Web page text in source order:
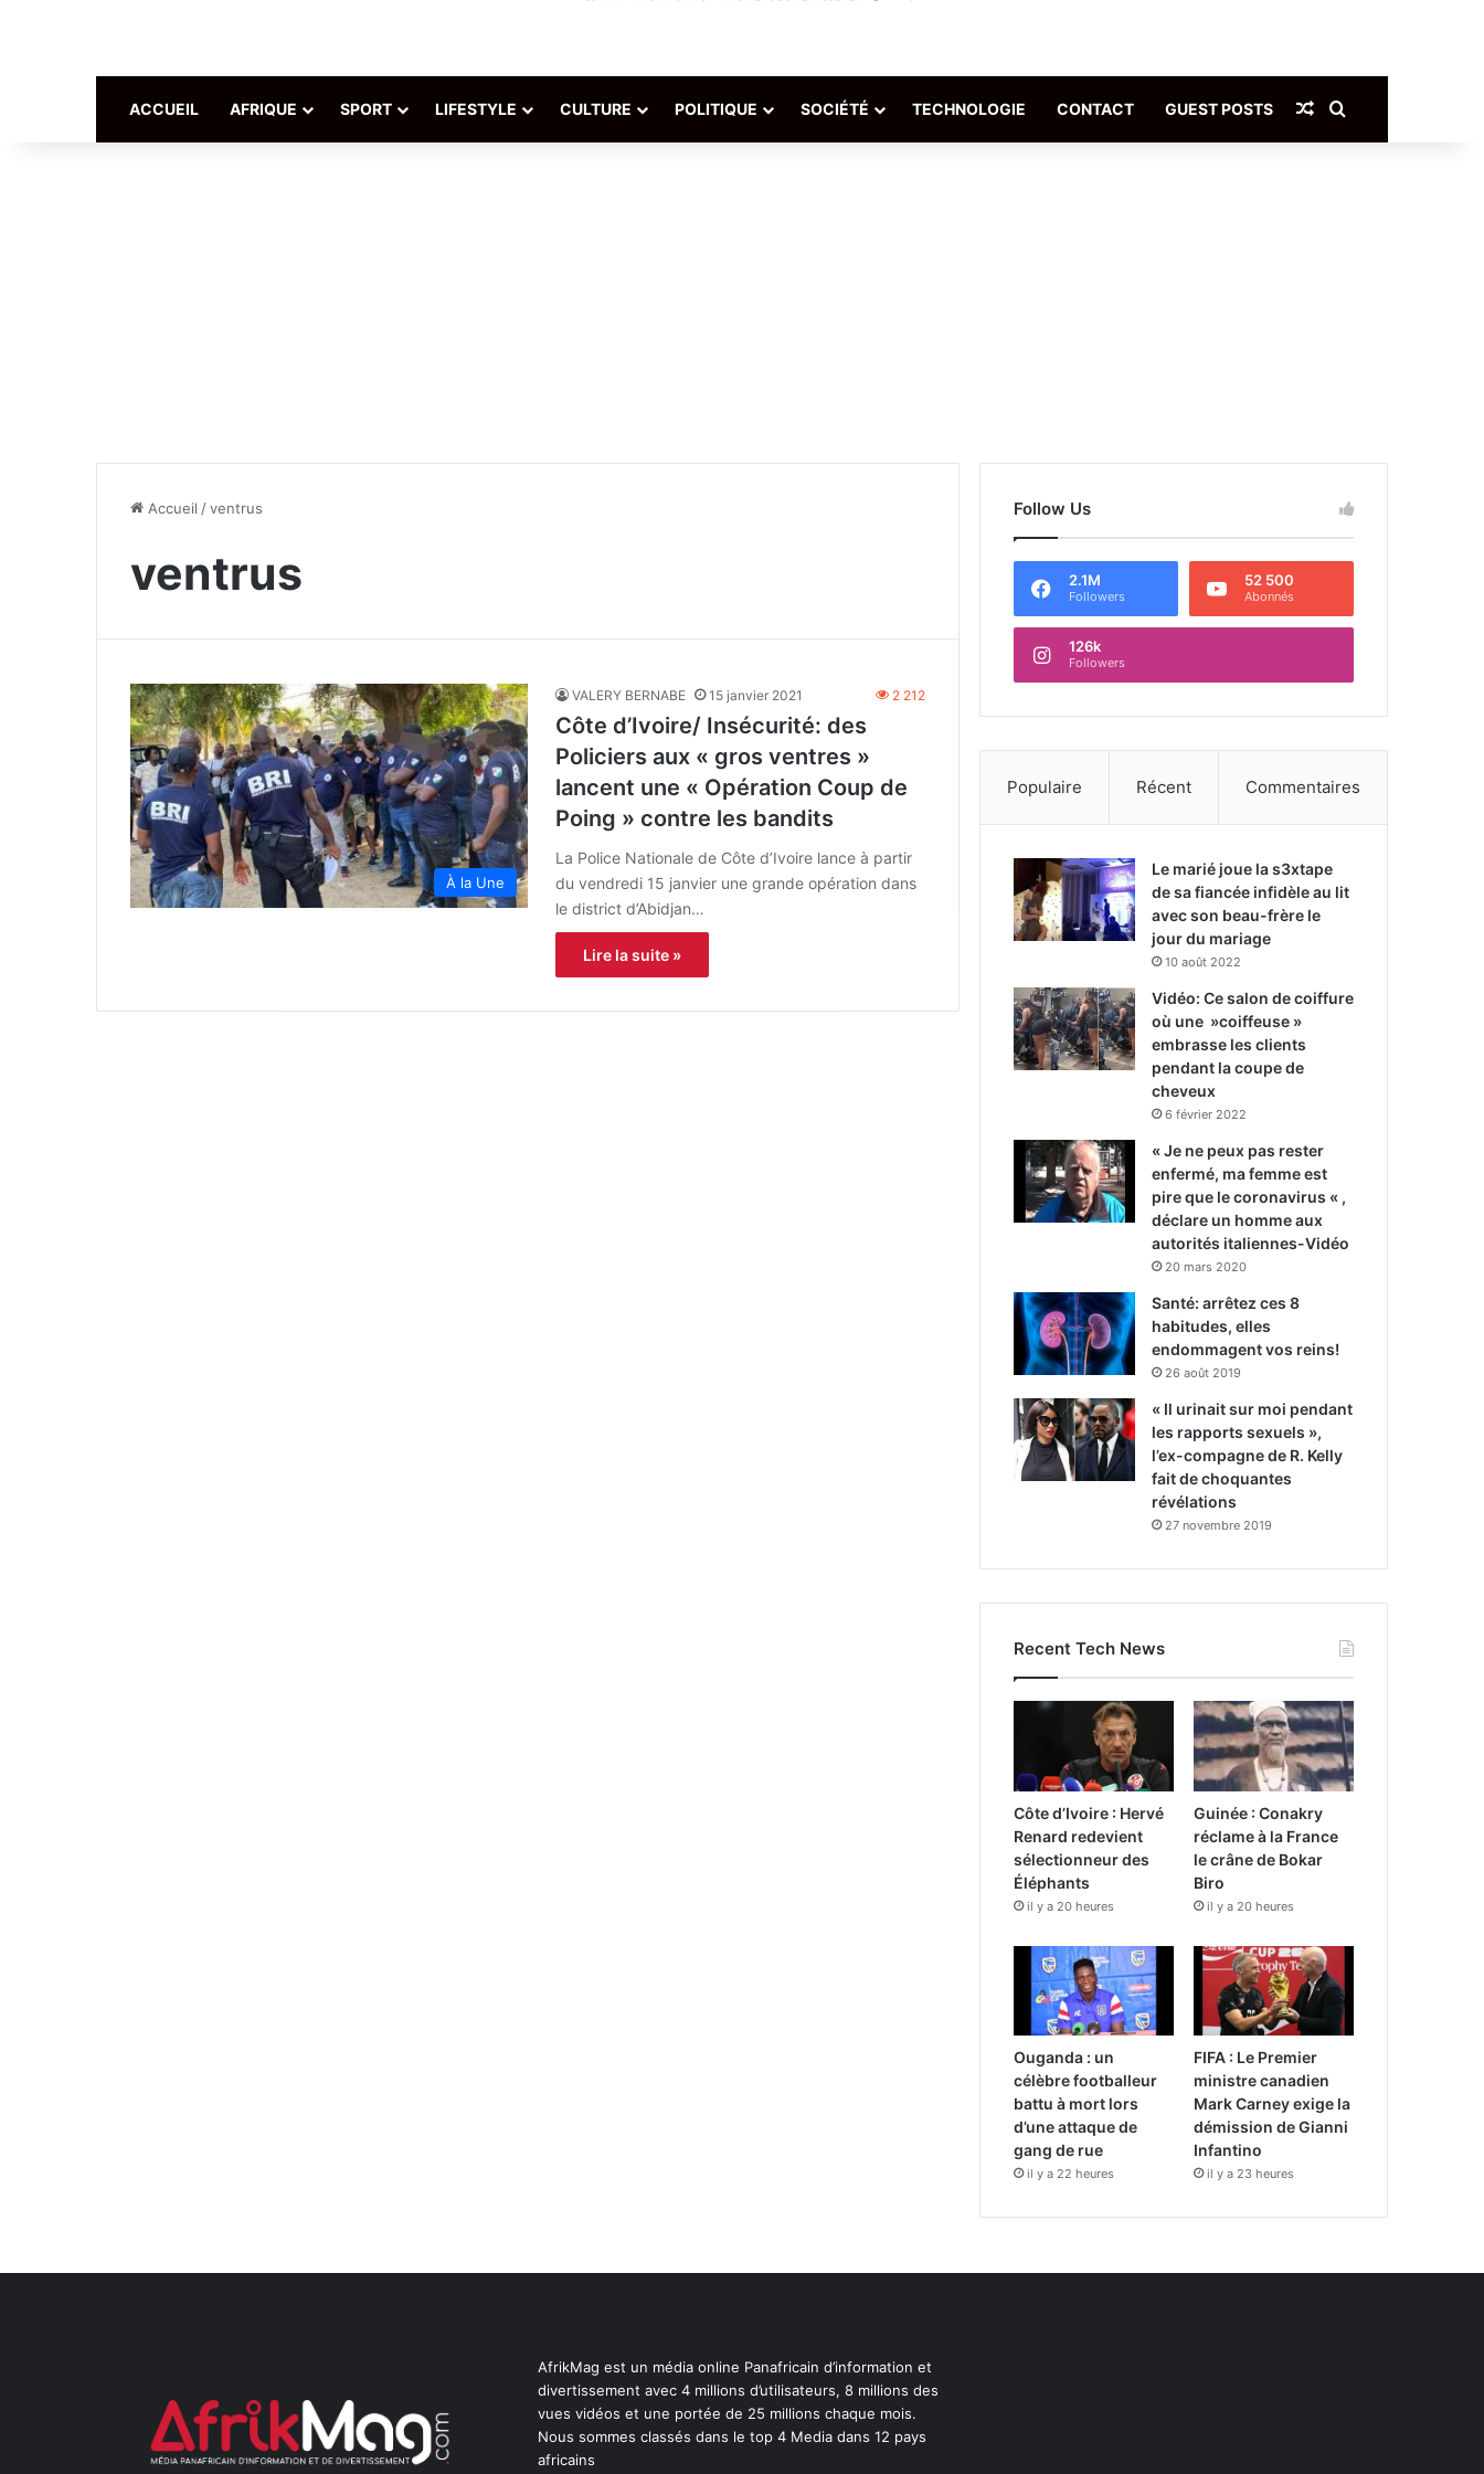
ACCUEIL AFRIQUE SPORT LIFESTYLE CULTURE POLITIQUE SOCIÉTÉ TECHNOLOGIE CONTACT GUEST POSTS Article Aléatoire
Accueil /ventrus
ventrus
À la Une
VALERY BERNABE 15 janvier 2021 2 212
Côte d’Ivoire/ Insécurité: des
Policiers aux « gros ventres »
lancent une « Opération Coup de
Poing » contre les bandits
La Police Nationale de Côte d’Ivoire lance à partir
du vendredi 15 janvier une grande opération dans
le district d’Abidjan…
Lire la suite »
Follow Us
2.1M
Followers
52 500
Abonnés
126k
Followers
Populaire Récent Commentaires
Le marié joue la s3xtape
de sa fiancée infidèle au lit
avec son beau-frère le
jour du mariage
10 août 2022
Vidéo: Ce salon de coiffure
où une »coiffeuse »
embrasse les clients
pendant la coupe de
cheveux
6 février 2022
« Je ne peux pas rester
enfermé, ma femme est
pire que le coronavirus « ,
déclare un homme aux
autorités italiennes-Vidéo
20 mars 2020
Santé: arrêtez ces 8
habitudes, elles
endommagent vos reins!
26 août 2019
« Il urinait sur moi pendant
les rapports sexuels »,
l’ex-compagne de R. Kelly
fait de choquantes
révélations
27 novembre 2019
Recent Tech News
Côte d’Ivoire : Hervé
Renard redevient
sélectionneur des
Éléphants
il y a 20 heures
Guinée : Conakry
réclame à la France
le crâne de Bokar
Biro
il y a 20 heures
Ouganda : un
célèbre footballeur
battu à mort lors
d’une attaque de
gang de rue
il y a 22 heures
FIFA : Le Premier
ministre canadien
Mark Carney exige la
démission de Gianni
Infantino
il y a 23 heures
AfrikMag est un média online Panafricain d’information et
divertissement avec 4 millions d’utilisateurs, 8 millions des
vues vidéos et une portée de 25 millions chaque mois.
Nous sommes classés dans le top 4 Media dans 12 pays
africains